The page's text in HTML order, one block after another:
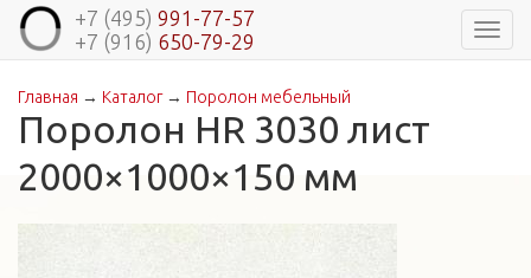
+7 (495) 991-77-57
+7 (916) 650-79-29
Вы здесь
Главная → Каталог→ Поролон мебельный
Поролон HR 3030 лист
2000×1000×150 мм